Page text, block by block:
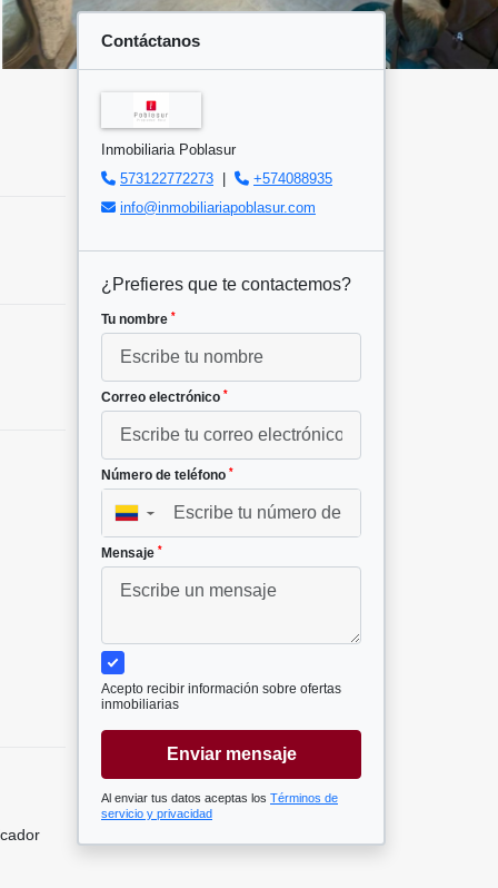
Contáctanos
Inmobiliaria Poblasur
573122772273
+574088935
info@inmobiliariapoblasur.com
¿Prefieres que te contactemos?
Tu nombre *
Correo electrónico *
Número de teléfono *
▼
Mensaje *
Acepto recibir información sobre ofertas
inmobiliarias
Enviar mensaje
Al enviar tus datos aceptas los Términos de
servicio y privacidad